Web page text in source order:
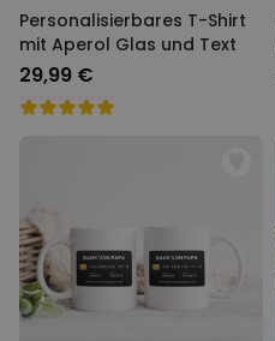
Personalisierbares T-Shirt
mit Aperol Glas und Text
29,99 €